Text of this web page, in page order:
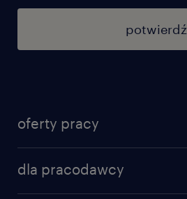
potwierdź
oferty pracy
specjalizacje
dla pracodawcy